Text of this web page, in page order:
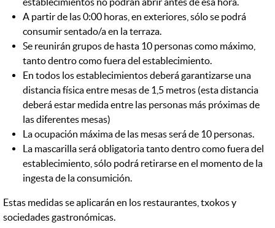
A partir de las 0:00 horas, en exteriores, sólo se podrá
consumir sentado/a en la terraza.
Se reunirán grupos de hasta 10 personas como máximo,
tanto dentro como fuera del establecimiento.
En todos los establecimientos deberá garantizarse una
distancia física entre mesas de 1,5 metros (esta distancia
deberá estar medida entre las personas más próximas de
las diferentes mesas)
La ocupación máxima de las mesas será de 10 personas.
La mascarilla será obligatoria tanto dentro como fuera del
establecimiento, sólo podrá retirarse en el momento de la
ingesta de la consumición.
Estas medidas se aplicarán en los restaurantes, txokos y
sociedades gastronómicas.